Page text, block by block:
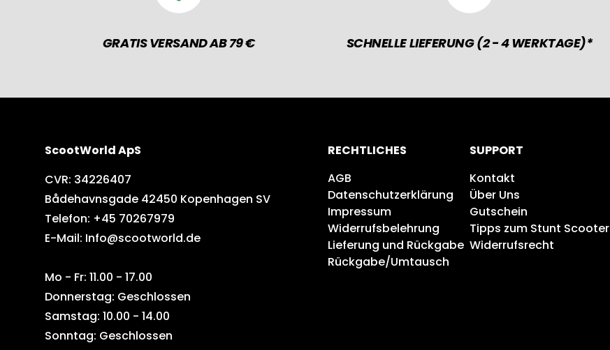
GRATIS VERSAND AB 79 € SCHNELLE LIEFERUNG (2 - 4 WERKTAGE)*
ScootWorld ApS
CVR: 34226407
Bådehavnsgade 42450 Kopenhagen SV
Telefon: +45 70267979
E-Mail: Info@scootworld.de
Mo - Fr: 11.00 - 17.00
Donnerstag: Geschlossen
Samstag: 10.00 - 14.00
Sonntag: Geschlossen
RECHTLICHES
AGB
Datenschutzerklärung
Impressum
Widerrufsbelehrung
Lieferung und Rückgabe
Rückgabe/Umtausch
SUPPORT
Kontakt
Über Uns
Gutschein
Tipps zum Stunt Scooter
Widerrufsrecht